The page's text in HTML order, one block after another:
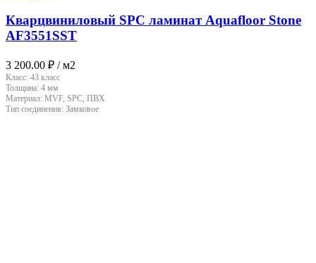
Кварцвиниловый SPC ламинат Aquafloor Stone
AF3551SST
3 200.00 ₽ / м2
Класс: 43 класс
Толщина: 4 мм
Материал: MVF, SPC, ПВХ
Тип соединения: Замковое